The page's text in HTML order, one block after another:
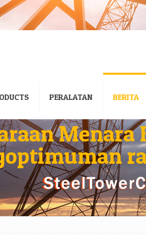
PERALATAN BERITA
Menara